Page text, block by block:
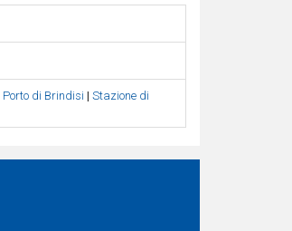
Porto di Brindisi | Stazione di